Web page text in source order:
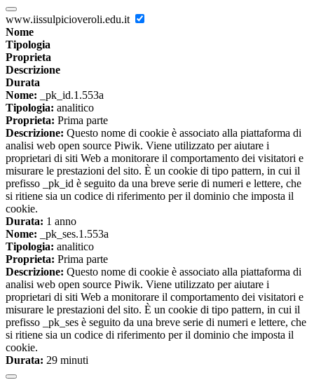
www.iissulpicioveroli.edu.it
Nome
Tipologia
Proprieta
Descrizione
Durata
Nome: _pk_id.1.553a
Tipologia: analitico
Proprieta: Prima parte
Descrizione: Questo nome di cookie è associato alla piattaforma di
analisi web open source Piwik. Viene utilizzato per aiutare i
proprietari di siti Web a monitorare il comportamento dei visitatori e
misurare le prestazioni del sito. È un cookie di tipo pattern, in cui il
prefisso _pk_id è seguito da una breve serie di numeri e lettere, che
si ritiene sia un codice di riferimento per il dominio che imposta il
cookie.
Durata: 1 anno
Nome: _pk_ses.1.553a
Tipologia: analitico
Proprieta: Prima parte
Descrizione: Questo nome di cookie è associato alla piattaforma di
analisi web open source Piwik. Viene utilizzato per aiutare i
proprietari di siti Web a monitorare il comportamento dei visitatori e
misurare le prestazioni del sito. È un cookie di tipo pattern, in cui il
prefisso _pk_ses è seguito da una breve serie di numeri e lettere, che
si ritiene sia un codice di riferimento per il dominio che imposta il
cookie.
Durata: 29 minuti